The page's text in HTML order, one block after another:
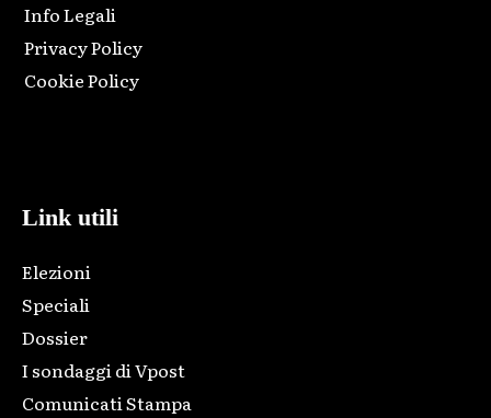
Info Legali
Privacy Policy
Cookie Policy
Link utili
Elezioni
Speciali
Dossier
I sondaggi di Vpost
Comunicati Stampa